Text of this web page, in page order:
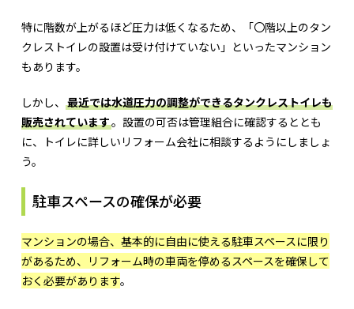
特に階数が上がるほど圧力は低くなるため、「〇階以上のタン
クレストイレの設置は受け付けていない」といったマンション
もあります。
しかし、 最近では水道圧力の調整ができるタンクレストイレも
販売されています。設置の可否は管理組合に確認するととも
に、トイレに詳しいリフォーム会社に相談するようにしましょ
う。
駐車スペースの確保が必要
マンションの場合、基本的に自由に使える駐車スペースに限り
があるため、リフォーム時の車両を停めるスペースを確保して
おく必要があります。